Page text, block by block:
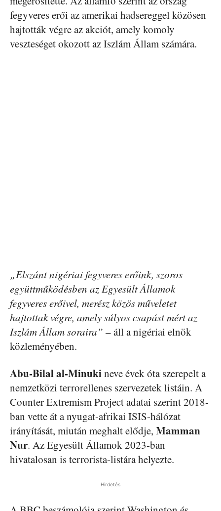
fegyveres erői az amerikai hadsereggel közösen
hajtották végre az akciót, amely komoly
veszteséget okozott az Iszlám Állam számára.
„Elszánt nigériai fegyveres erőink, szoros
együttműködésben az Egyesült Államok
fegyveres erőivel, merész közös műveletet
hajtottak végre, amely súlyos csapást mért az
Iszlám Állam soraira” – áll a nigériai elnök
közleményében.
Abu-Bilal al-Minukineve évek óta szerepelt a
nemzetközi terrorellenes szervezetek listáin. A
Counter Extremism Project adatai szerint 2018-
ban vette át a nyugat-afrikai ISIS-hálózat
irányítását, miután meghalt elődje, Mamman
Nur. Az Egyesült Államok 2023-ban
hivatalosan is terrorista-listára helyezte.
Hirdetés